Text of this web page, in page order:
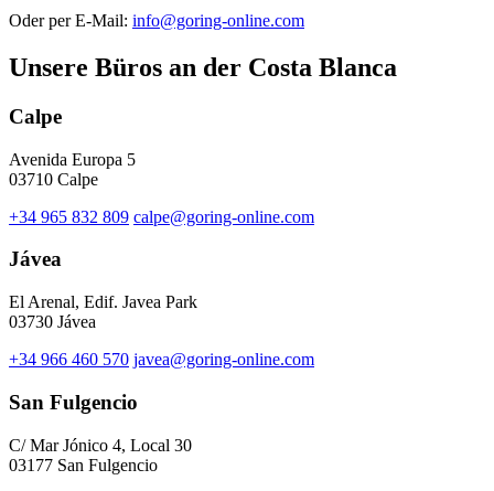
Oder per E-Mail: info@goring-online.com
Unsere Büros an der Costa Blanca
Calpe
Avenida Europa 5
03710 Calpe
+34 965 832 809 calpe@goring-online.com
Jávea
El Arenal, Edif. Javea Park
03730 Jávea
+34 966 460 570 javea@goring-online.com
San Fulgencio
C/ Mar Jónico 4, Local 30
03177 San Fulgencio